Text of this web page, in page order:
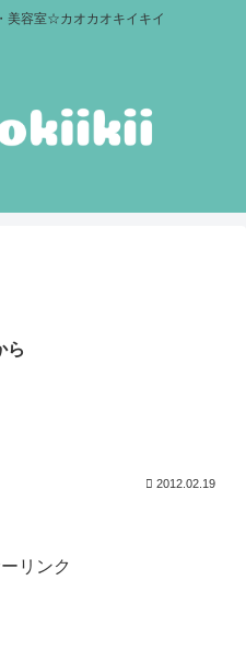
美容室☆カオカオキイキイ
ら
2012.02.19
リンク